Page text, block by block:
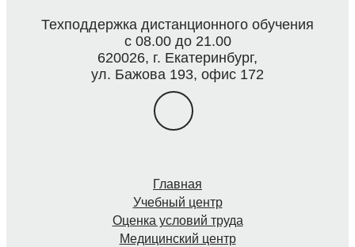
Техподдержка дистанционного обучения
с 08.00 до 21.00
620026, г. Екатеринбург,
ул. Бажова 193, офис 172
Главная
Учебный центр
Оценка условий труда
Медицинский центр